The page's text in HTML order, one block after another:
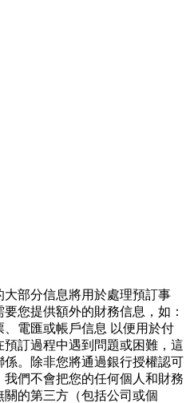
部分信息將用於處理預訂事
您提供額外的財務信息，如：
電匯或帳戶信息 以便用於付
訂過程中遇到問題或困難，這
。除非您將通過銀行授權認可
們不會把您的任何個人和財務
的第三方（包括公司或個